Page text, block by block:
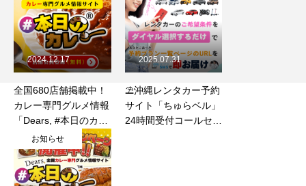
全国680店舗掲載中！
カレー専門グルメ情報
「Dears, #本日のカレ
ー」
2024.12.17
⛱️沖縄レンタカー予約
サイト「ちゅらベル」
24時間受付コールセン
2025.07.31
お知らせ